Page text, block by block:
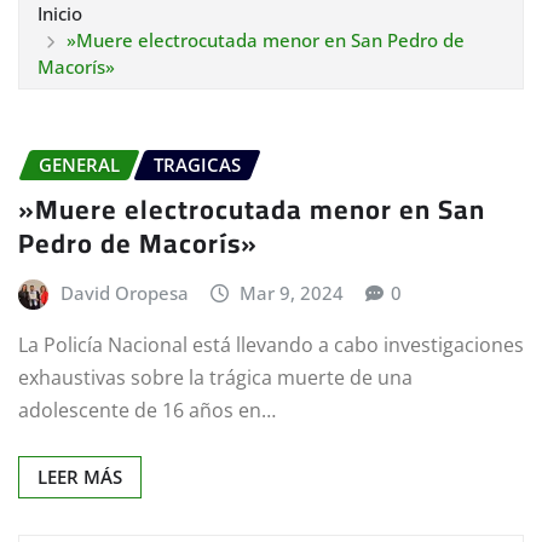
Inicio
»Muere electrocutada menor en San Pedro de
Macorís»
GENERAL TRAGICAS
»Muere electrocutada menor en San
Pedro de Macorís»
David Oropesa Mar 9, 2024 0
La Policía Nacional está llevando a cabo investigaciones
exhaustivas sobre la trágica muerte de una
adolescente de 16 años en…
LEER MÁS